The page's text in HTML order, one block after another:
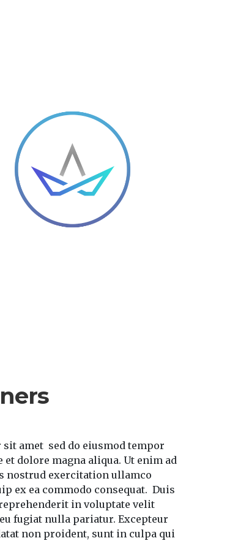
sit amet sed do eiusmod tempor
dolore magna aliqua. Ut enim ad
nostrud exercitation ullamco
ex ea commodo consequat. Duis
in voluptate velit
fugiat nulla pariatur. Excepteur
non proident, sunt in culpa qui